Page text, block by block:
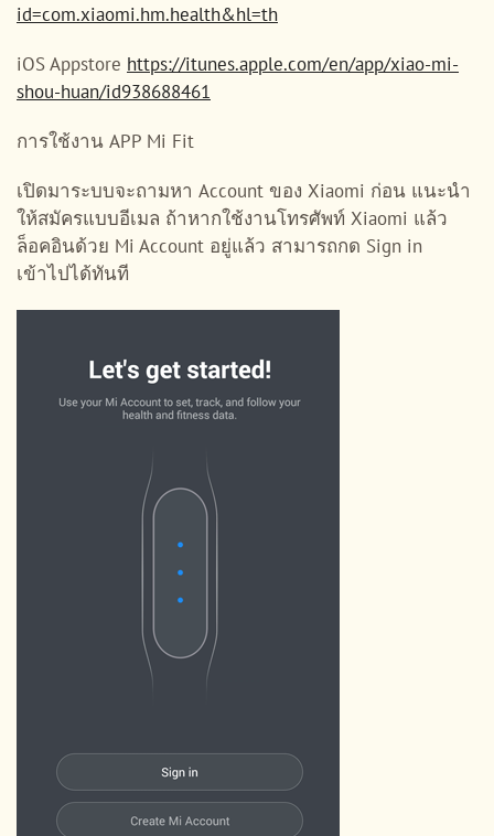
id=com.xiaomi.hm.health&hl=th
iOS Appstore https://itunes.apple.com/en/app/xiao-mi-
shou-huan/id938688461
การใช้งาน APP Mi Fit
เปิดมาระบบจะถามหา Account ของ Xiaomi ก่อน แนะนำ
ให้สมัครแบบอีเมล ถ้าหากใช้งานโทรศัพท์ Xiaomi แล้ว
ล็อคอินด้วย Mi Account อยู่แล้ว สามารถกด Sign in
เข้าไปได้ทันที